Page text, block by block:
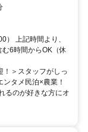
） 上記時間より、
む6時間からOK（休
！＞スタッフがしっ
タメ民泊×農業！
るのが好きな方にオ